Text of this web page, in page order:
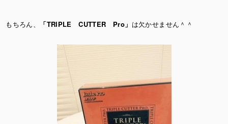
もちろん、 「TRIPLE CUTTER Pro」 は欠かせません＾＾